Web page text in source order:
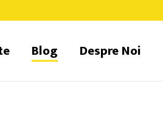
Blog Despre Noi